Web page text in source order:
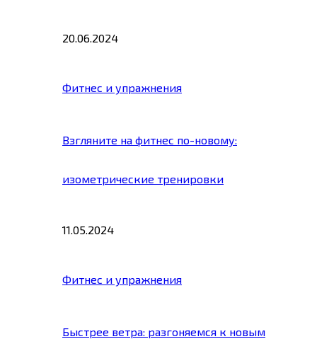
20.06.2024
Фитнес и упражнения
Взгляните на фитнес по-новому:
изометрические тренировки
11.05.2024
Фитнес и упражнения
Быстрее ветра: разгоняемся к новым